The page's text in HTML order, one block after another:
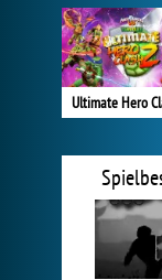
Ultimate Hero